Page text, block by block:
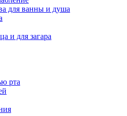
для ванны и душа
и для загара
рта